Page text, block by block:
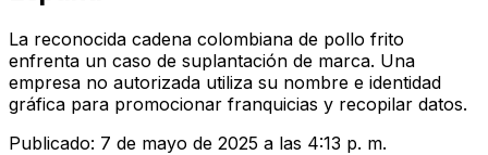
La reconocida cadena colombiana de pollo frito
enfrenta un caso de suplantación de marca. Una
empresa no autorizada utiliza su nombre e identidad
gráfica para promocionar franquicias y recopilar datos.
Publicado: 7 de mayo de 2025 a las 4:13 p. m.